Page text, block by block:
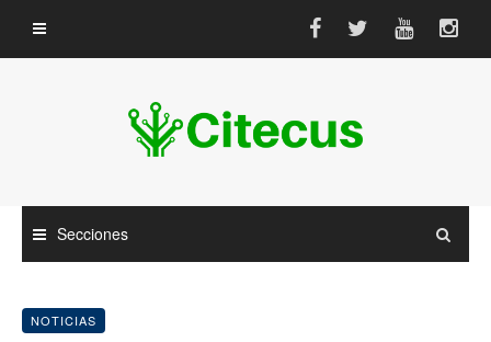
contenido
Secciones
NOTICIAS